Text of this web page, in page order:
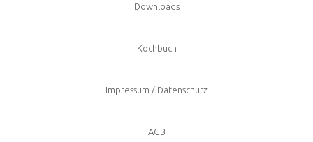
Downloads
Kochbuch
Impressum / Datenschutz
AGB